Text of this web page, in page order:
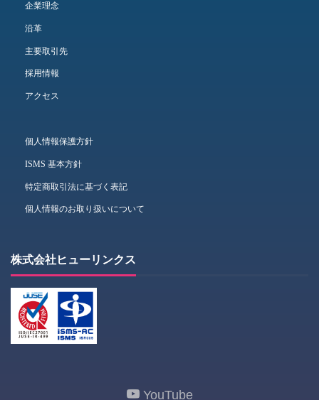
企業理念
沿革
主要取引先
採用情報
アクセス
個人情報保護方針
ISMS 基本方針
特定商取引法に基づく表記
個人情報のお取り扱いについて
株式会社ヒューリンクス
YouTube